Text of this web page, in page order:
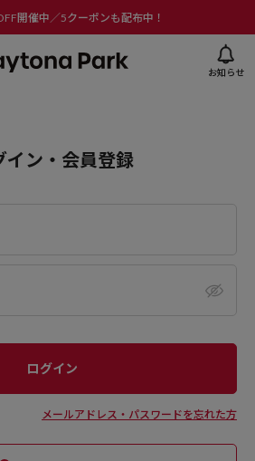
開催中／5クーポンも配布中！
お知らせ
イン・会員登録
メールアドレス・パスワードを忘れた方